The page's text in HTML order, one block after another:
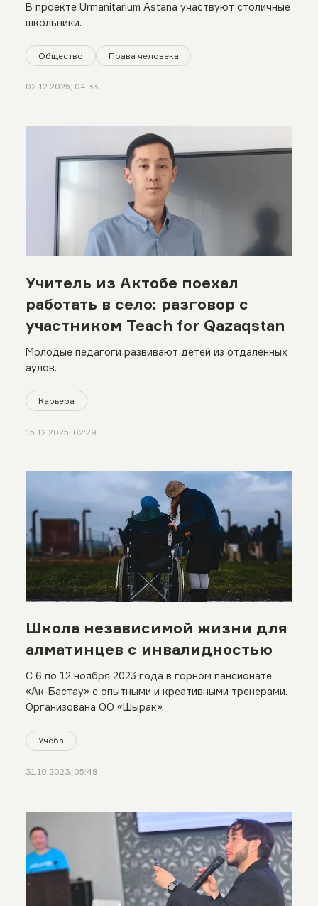
В проекте Urmanitarium Astana участвуют столичные
школьники.
Общество Права человека
02.12.2025, 04:33
Учитель из Актобе поехал
работать в село: разговор с
участником Teach for Qazaqstan
Молодые педагоги развивают детей из отдаленных
аулов.
Карьера
15.12.2025, 02:29
Школа независимой жизни для
алматинцев с инвалидностью
С 6 по 12 ноября 2023 года в горном пансионате
«Ак-Бастау» с опытными и креативными тренерами.
Организована ОО «Шырак».
Учеба
31.10.2023, 05:48